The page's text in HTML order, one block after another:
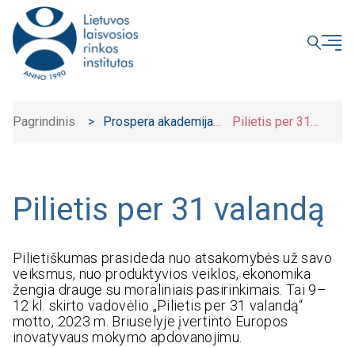
Pagrindinis >
Prospera akademija
Pilietis per 31
Pilietis per 31 valandą
Pilietiškumas prasideda nuo atsakomybės už savo
veiksmus, nuo produktyvios veiklos, ekonomika
žengia drauge su moraliniais pasirinkimais. Tai 9–
12 kl. skirto vadovėlio „Pilietis per 31 valandą“
motto, 2023 m. Briuselyje įvertinto Europos
inovatyvaus mokymo apdovanojimu.
UŽDARYTI